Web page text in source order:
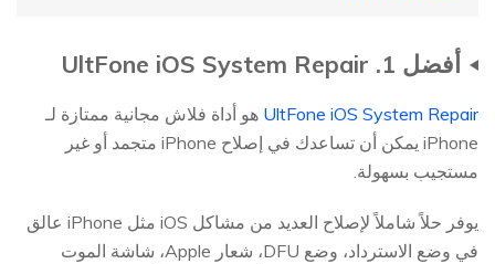
أفضل 1. UltFone iOS System Repair
UltFone iOS System Repair هو أداة فلاش مجانية ممتازة لـ
iPhone يمكن أن تساعدك في إصلاح iPhone متجمد أو غير
مستجيب بسهولة.
يوفر حلاً شاملاً لإصلاح العديد من مشاكل iOS مثل iPhone عالق
في وضع الاسترداد، وضع DFU، شعار Apple، شاشة الموت